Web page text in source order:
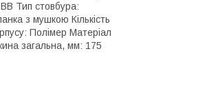
Тип стовбура:
з мушкою Кількість
Полімер Матеріал
загальна, мм: 175